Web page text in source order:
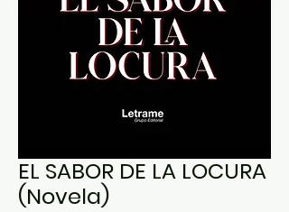
EL SABOR DE LA LOCURA
(Novela)